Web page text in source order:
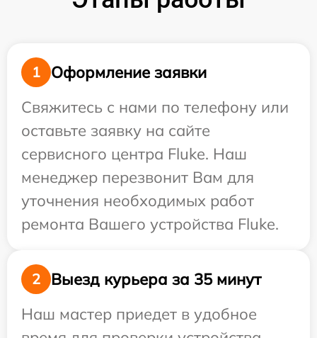
1
Оформление заявки
Свяжитесь с нами по телефону или
оставьте заявку на сайте
сервисного центра Fluke. Наш
менеджер перезвонит Вам для
уточнения необходимых работ
ремонта Вашего устройства Fluke.
2
Выезд курьера за 35 минут
Наш мастер приедет в удобное